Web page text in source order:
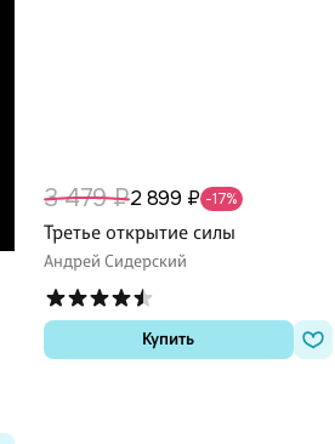
3 479 ₽2 899 ₽ -17%
Третье открытие силы
Андрей Сидерский
Купить